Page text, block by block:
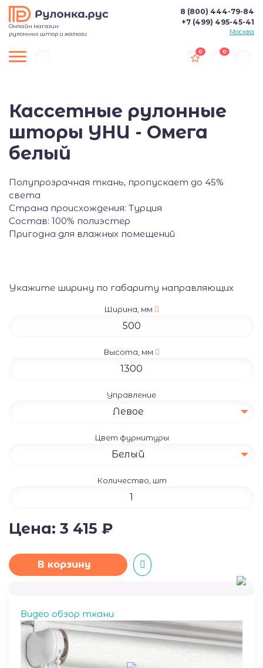
Онлайн магазин
рулонных штор и жалюзи
8 (800) 444-79-84
+7 (499) 495-45-41
Москва
0 0
Кассетные рулонные
шторы УНИ - Омега
белый
Полупрозрачная ткань, пропускает до 45%
света
Страна происхождения: Турция
Состав: 100% полиэстер
Пригодна для влажных помещений
Укажите ширину по габариту направляющих
Ширина, мм
Высота, мм
Управление
Левое
Цвет фурнитуры
Белый
Количество, шт
Цена: 3 415 ₽
В корзину
50
Видео обзор ткани